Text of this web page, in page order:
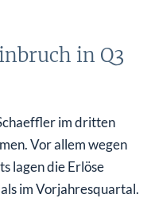
in Q3
im dritten
Vor allem wegen
lagen die Erlöse
im Vorjahresquartal.